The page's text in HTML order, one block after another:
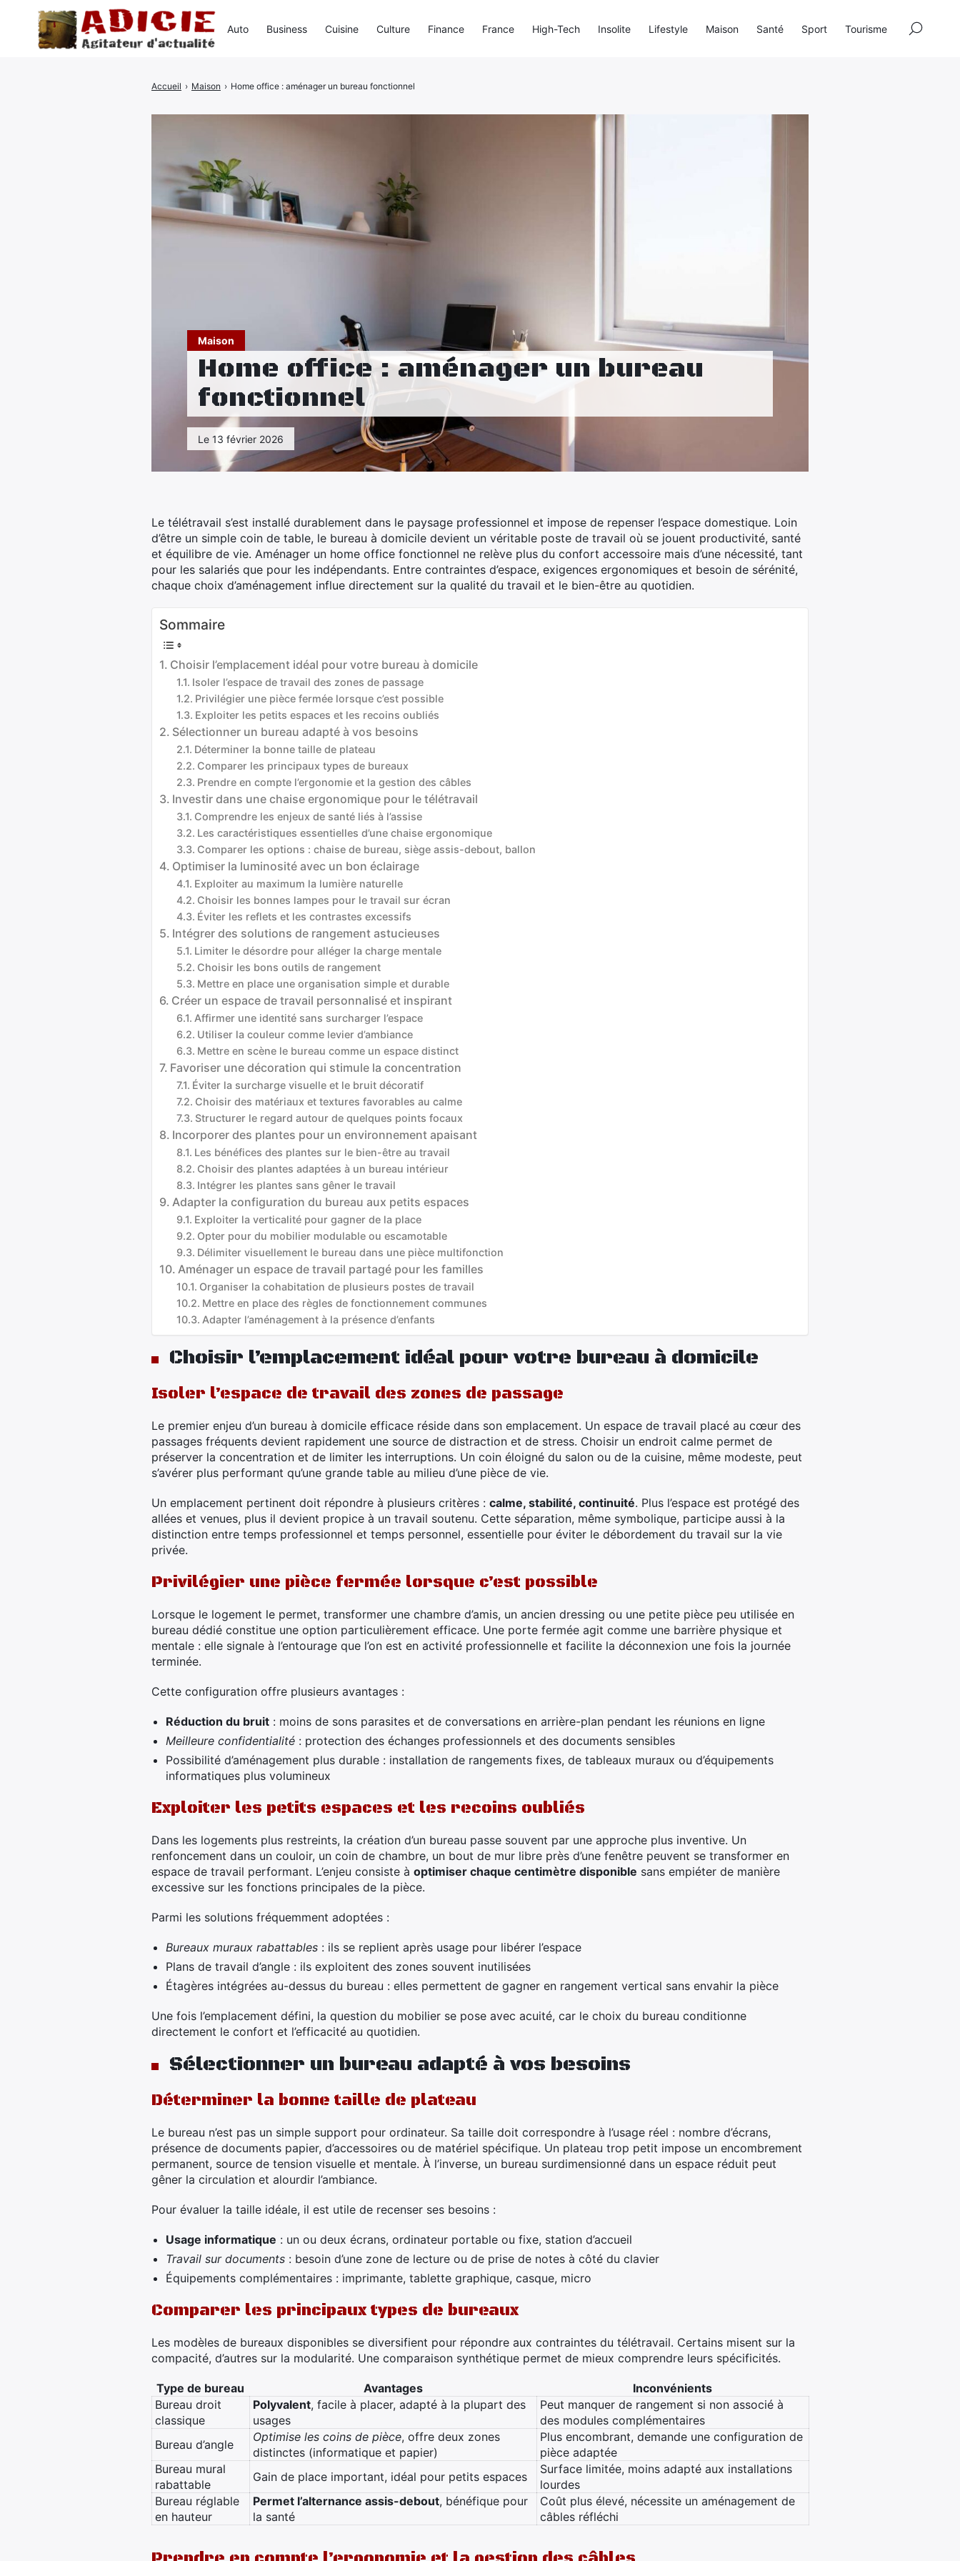
Maison
Home office : aménager un bureau
fonctionnel
Le 13 février 2026
Accueil › Maison › Home office : aménager un bureau fonctionnel
Le télétravail s’est installé durablement dans le paysage professionnel et impose de repenser l’espace domestique. Loin
d’être un simple coin de table, le bureau à domicile devient un véritable poste de travail où se jouent productivité, santé
et équilibre de vie. Aménager un home office fonctionnel ne relève plus du confort accessoire mais d’une nécessité, tant
pour les salariés que pour les indépendants. Entre contraintes d’espace, exigences ergonomiques et besoin de sérénité,
chaque choix d’aménagement influe directement sur la qualité du travail et le bien-être au quotidien.
Sommaire
Choisir l’emplacement idéal pour votre bureau à domicile
Isoler l’espace de travail des zones de passage
Privilégier une pièce fermée lorsque c’est possible
Exploiter les petits espaces et les recoins oubliés
Sélectionner un bureau adapté à vos besoins
Déterminer la bonne taille de plateau
Comparer les principaux types de bureaux
Prendre en compte l’ergonomie et la gestion des câbles
Investir dans une chaise ergonomique pour le télétravail
Comprendre les enjeux de santé liés à l’assise
Les caractéristiques essentielles d’une chaise ergonomique
Comparer les options : chaise de bureau, siège assis-debout, ballon
Optimiser la luminosité avec un bon éclairage
Exploiter au maximum la lumière naturelle
Choisir les bonnes lampes pour le travail sur écran
Éviter les reflets et les contrastes excessifs
Intégrer des solutions de rangement astucieuses
Limiter le désordre pour alléger la charge mentale
Choisir les bons outils de rangement
Mettre en place une organisation simple et durable
Créer un espace de travail personnalisé et inspirant
Affirmer une identité sans surcharger l’espace
Utiliser la couleur comme levier d’ambiance
Mettre en scène le bureau comme un espace distinct
Favoriser une décoration qui stimule la concentration
Éviter la surcharge visuelle et le bruit décoratif
Choisir des matériaux et textures favorables au calme
Structurer le regard autour de quelques points focaux
Incorporer des plantes pour un environnement apaisant
Les bénéfices des plantes sur le bien-être au travail
Choisir des plantes adaptées à un bureau intérieur
Intégrer les plantes sans gêner le travail
Adapter la configuration du bureau aux petits espaces
Exploiter la verticalité pour gagner de la place
Opter pour du mobilier modulable ou escamotable
Délimiter visuellement le bureau dans une pièce multifonction
Aménager un espace de travail partagé pour les familles
Organiser la cohabitation de plusieurs postes de travail
Mettre en place des règles de fonctionnement communes
Adapter l’aménagement à la présence d’enfants
Choisir l’emplacement idéal pour votre bureau à domicile
Isoler l’espace de travail des zones de passage
Le premier enjeu d’un bureau à domicile efficace réside dans son emplacement. Un espace de travail placé au cœur des
passages fréquents devient rapidement une source de distraction et de stress. Choisir un endroit calme permet de
préserver la concentration et de limiter les interruptions. Un coin éloigné du salon ou de la cuisine, même modeste, peut
s’avérer plus performant qu’une grande table au milieu d’une pièce de vie.
Un emplacement pertinent doit répondre à plusieurs critères : calme, stabilité, continuité. Plus l’espace est protégé des
allées et venues, plus il devient propice à un travail soutenu. Cette séparation, même symbolique, participe aussi à la
distinction entre temps professionnel et temps personnel, essentielle pour éviter le débordement du travail sur la vie
privée.
Privilégier une pièce fermée lorsque c’est possible
Lorsque le logement le permet, transformer une chambre d’amis, un ancien dressing ou une petite pièce peu utilisée en
bureau dédié constitue une option particulièrement efficace. Une porte fermée agit comme une barrière physique et
mentale : elle signale à l’entourage que l’on est en activité professionnelle et facilite la déconnexion une fois la journée
terminée.
Cette configuration offre plusieurs avantages :
Réduction du bruit : moins de sons parasites et de conversations en arrière-plan pendant les réunions en ligne
Meilleure confidentialité : protection des échanges professionnels et des documents sensibles
Possibilité d’aménagement plus durable : installation de rangements fixes, de tableaux muraux ou d’équipements
informatiques plus volumineux
Exploiter les petits espaces et les recoins oubliés
Dans les logements plus restreints, la création d’un bureau passe souvent par une approche plus inventive. Un
renfoncement dans un couloir, un coin de chambre, un bout de mur libre près d’une fenêtre peuvent se transformer en
espace de travail performant. L’enjeu consiste à optimiser chaque centimètre disponible sans empiéter de manière
excessive sur les fonctions principales de la pièce.
Parmi les solutions fréquemment adoptées :
Bureaux muraux rabattables : ils se replient après usage pour libérer l’espace
Plans de travail d’angle : ils exploitent des zones souvent inutilisées
Étagères intégrées au-dessus du bureau : elles permettent de gagner en rangement vertical sans envahir la pièce
Une fois l’emplacement défini, la question du mobilier se pose avec acuité, car le choix du bureau conditionne
directement le confort et l’efficacité au quotidien.
Sélectionner un bureau adapté à vos besoins
Déterminer la bonne taille de plateau
Le bureau n’est pas un simple support pour ordinateur. Sa taille doit correspondre à l’usage réel : nombre d’écrans,
présence de documents papier, d’accessoires ou de matériel spécifique. Un plateau trop petit impose un encombrement
permanent, source de tension visuelle et mentale. À l’inverse, un bureau surdimensionné dans un espace réduit peut
gêner la circulation et alourdir l’ambiance.
Pour évaluer la taille idéale, il est utile de recenser ses besoins :
Usage informatique : un ou deux écrans, ordinateur portable ou fixe, station d’accueil
Travail sur documents : besoin d’une zone de lecture ou de prise de notes à côté du clavier
Équipements complémentaires : imprimante, tablette graphique, casque, micro
Comparer les principaux types de bureaux
Les modèles de bureaux disponibles se diversifient pour répondre aux contraintes du télétravail. Certains misent sur la
compacité, d’autres sur la modularité. Une comparaison synthétique permet de mieux comprendre leurs spécificités.
Type de bureau Avantages
Inconvénients
Bureau droit
classique
Polyvalent, facile à placer, adapté à la plupart des
usages
Peut manquer de rangement si non associé à
des modules complémentaires
Bureau d’angle
Optimise les coins de pièce, offre deux zones
distinctes (informatique et papier)
Plus encombrant, demande une configuration de
pièce adaptée
Bureau mural
rabattable
Gain de place important, idéal pour petits espaces
Surface limitée, moins adapté aux installations
lourdes
Bureau réglable
en hauteur
Permet l’alternance assis-debout, bénéfique pour
la santé
Coût plus élevé, nécessite un aménagement de
câbles réfléchi
Auto Business Cuisine Culture Finance France High-Tech Insolite Lifestyle Maison Santé Sport Tourisme
Rechercher